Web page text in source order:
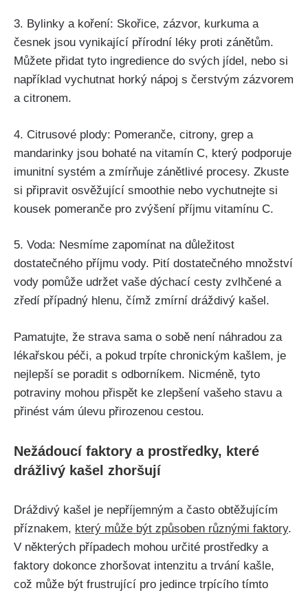
3. Bylinky a koření:⁤ Skořice, zázvor, kurkuma a‍
česnek ‍jsou vynikající přírodní léky⁢ proti zánětům.
Můžete přidat tyto ⁢ingredience do svých jídel, nebo si
například ​vychutnat horký nápoj​ s čerstvým zázvorem
a citronem.
4. Citrusové plody:​ Pomeranče, ⁢citrony, ⁤grep‌ a
mandarinky jsou bohaté na⁣ vitamín C, který ⁢podporuje
imunitní systém a zmírňuje zánětlivé procesy. Zkuste
si připravit osvěžující‌ smoothie nebo vychutnejte​ si
kousek pomeranče ‍pro zvýšení příjmu vitamínu C.
5. Voda: Nesmíme zapomínat na důležitost
dostatečného ⁢příjmu vody. Pití dostatečného množství
vody pomůže udržet vaše dýchací cesty zvlhčené a
zředí případný hlenu, čímž zmírní ‌dráždivý kašel.
Pamatujte, že strava sama o sobě není náhradou za
lékařskou ​péči,⁤ a pokud trpíte chronickým kašlem, je⁤
nejlepší se poradit s ‌odborníkem. Nicméně, tyto
potraviny ⁤mohou přispět ke⁤ zlepšení vašeho stavu ⁣a
přinést vám úlevu přirozenou cestou.
Nežádoucí faktory a ‍prostředky, které
drážlivý kašel zhoršují
Dráždivý kašel je nepříjemným a často obtěžujícím
příznakem, který může být⁢ způsoben různými faktory.
V některých případech mohou určité prostředky a
faktory dokonce zhoršovat‌ intenzitu a trvání kašle,
což⁣ může být frustrující pro⁤ jedince trpícího tímto